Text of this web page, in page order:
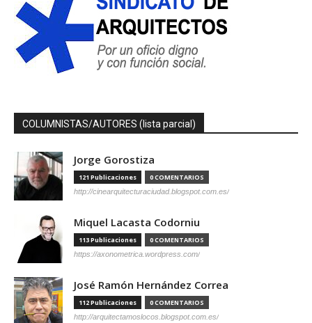
COLUMNISTAS/AUTORES (lista parcial)
Jorge Gorostiza
121 Publicaciones 0 COMENTARIOS
http://cinearquitecturaciudad.blogspot.com.es/
Miquel Lacasta Codorniu
113 Publicaciones 0 COMENTARIOS
https://axonometrica.wordpress.com/
José Ramón Hernández Correa
112 Publicaciones 0 COMENTARIOS
http://arquitectamoslocos.blogspot.com.es/